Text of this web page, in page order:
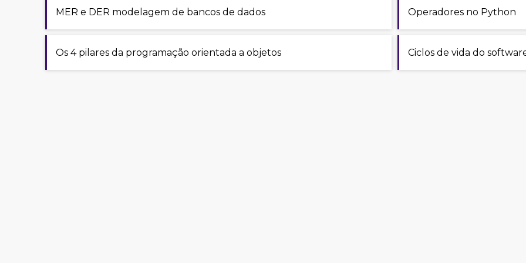
MER e DER modelagem de bancos de dados Operadores no Python
Os 4 pilares da programação orientada a objetos Ciclos de vida do